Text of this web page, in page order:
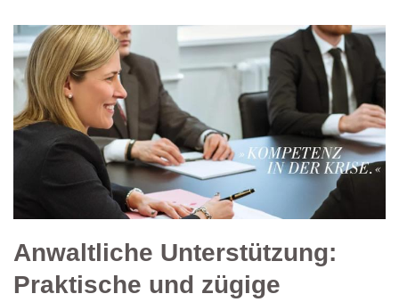
Anwaltliche Unterstützung:
Praktische und zügige